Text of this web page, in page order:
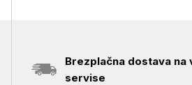
Brezplačna dostava na
servise